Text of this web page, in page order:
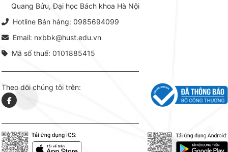
Quang Bửu, Đại học Bách khoa Hà Nội
Hotline Bán hàng: 0985694099
Email: nxbbk@hust.edu.vn
Mã số thuế: 0101885415
Theo dõi chúng tôi trên: